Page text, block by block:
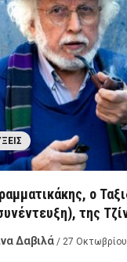
ο
της
Δαβιλά / 27